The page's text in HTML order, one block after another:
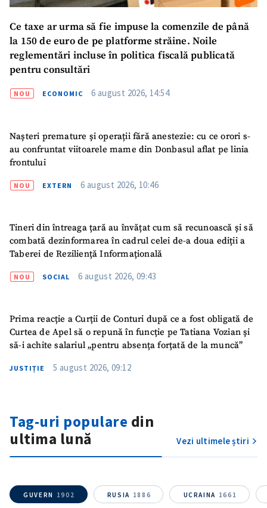
Ce taxe ar urma să fie impuse la comenzile de până
la 150 de euro de pe platforme străine. Noile
reglementări incluse în politica fiscală publicată
pentru consultări
NOU ECONOMIC 6 august 2026, 14:54
Nașteri premature și operații fără anestezie: cu ce orori s-
au confruntat viitoarele mame din Donbasul aflat pe linia
frontului
NOU EXTERN 6 august 2026, 10:46
Tineri din întreaga țară au învățat cum să recunoască și să
combată dezinformarea în cadrul celei de-a doua ediții a
Taberei de Reziliență Informațională
NOU SOCIAL 6 august 2026, 09:43
Prima reacție a Curții de Conturi după ce a fost obligată de
Curtea de Apel să o repună în funcție pe Tatiana Vozian și
să-i achite salariul „pentru absența forțată de la muncă”
JUSTIȚIE 5 august 2026, 09:12
Tag-uri populare din
ultima lună
Vezi ultimele știri
GUVERN 1902 RUSIA 1886 UCRAINA 1661
Fotografie
+ Încarcă imagine
Mesajul știrei
+ Mesajul știrei
CONTACT SURSĂ
Email+ Emailul meu